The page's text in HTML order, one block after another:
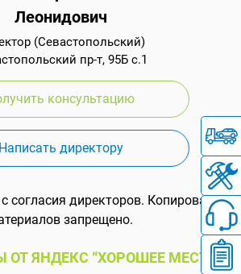
Леонидович
(Севастопольский)
пр-т, 95Б с.1
консультацию
Написать директору
согласия директоров. Копирование
запрещено.
ЯНДЕКС “ХОРОШЕЕ МЕСТО”